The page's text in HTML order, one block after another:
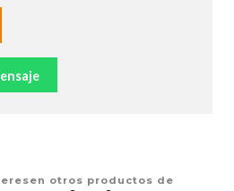
otros productos de